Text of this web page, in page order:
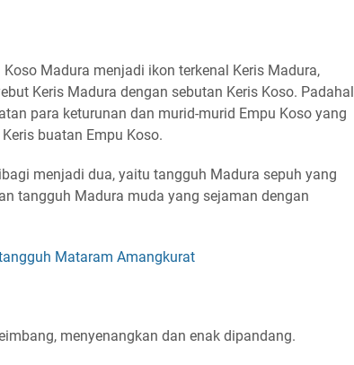
Madura menjadi ikon terkenal Keris Madura,
Keris Madura dengan sebutan Keris Koso. Padahal
para keturunan dan murid-murid Empu Koso yang
buatan Empu Koso.
menjadi dua, yaitu tangguh Madura sepuh yang
tangguh Madura muda yang sejaman dengan
Mataram Amangkurat
menyenangkan dan enak dipandang.